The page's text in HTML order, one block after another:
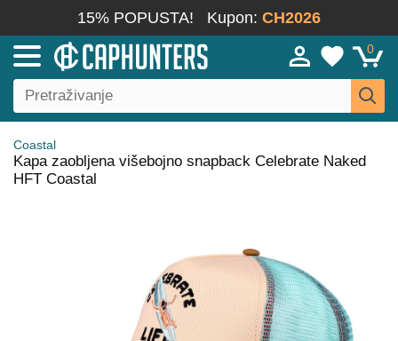
15% POPUSTA! Kupon: CH2026
0
Coastal
Kapa zaobljena višebojno snapback Celebrate Naked
HFT Coastal